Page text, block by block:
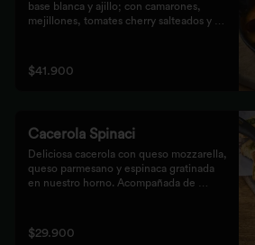
base blanca y ajillo; con camarones,
mejillones, tomates cherry salteados y
pan focaccia con pesto verde rústico.
$41.900
Cacerola Spinaci
Deliciosa cacerola con queso mozzarella,
queso parmesano y espinaca gratinada
en nuestro horno. Acompañada de
$29.900